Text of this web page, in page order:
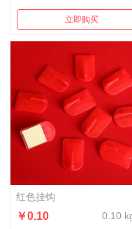
立即购买
红色挂钩
￥0.10 0.10